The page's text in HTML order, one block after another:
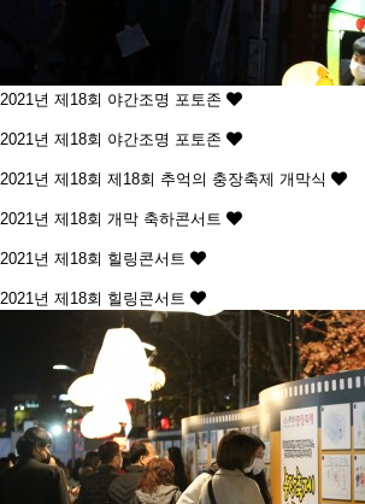
2021년 제18회 야간조명 포토존
2021년 제18회 야간조명 포토존
2021년 제18회 제18회 추억의 충장축제 개막식
2021년 제18회 개막 축하콘서트
2021년 제18회 힐링콘서트
2021년 제18회 힐링콘서트